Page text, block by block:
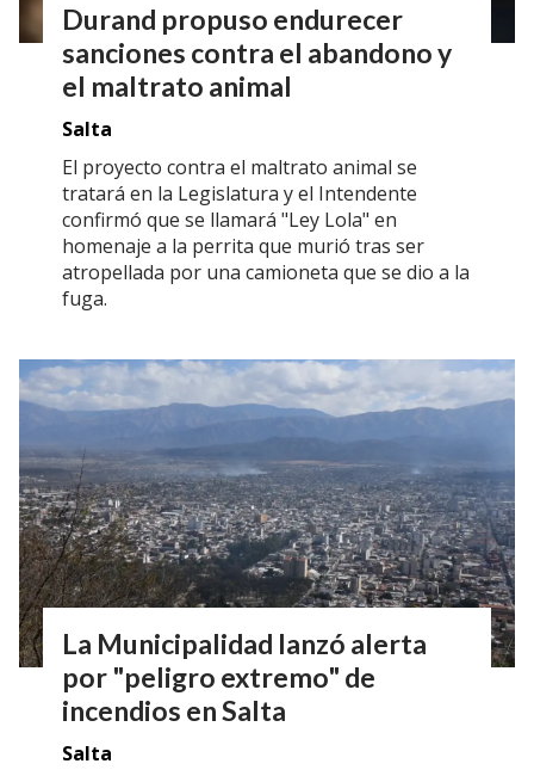
Durand propuso endurecer
sanciones contra el abandono y
el maltrato animal
Salta
El proyecto contra el maltrato animal se
tratará en la Legislatura y el Intendente
confirmó que se llamará "Ley Lola" en
homenaje a la perrita que murió tras ser
atropellada por una camioneta que se dio a la
fuga.
La Municipalidad lanzó alerta
por "peligro extremo" de
incendios en Salta
Salta